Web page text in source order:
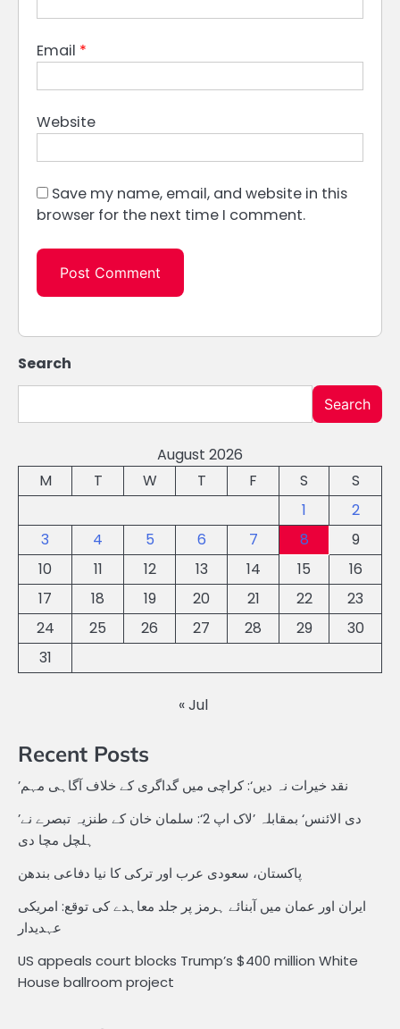
Email *
Website
Save my name, email, and website in this
browser for the next time I comment.
Search
Search
August 2026
M
T W T F S
S
1
2
3
4 5 6 7 8
9
10
11 12 13 14 15
16
17
18 19 20 21 22
23
24
25 26 27 28 29
30
31
« Jul
Recent Posts
’نقد خیرات نہ دیں‘: کراچی میں گداگری کے خلاف آگاہی مہم
’دی الائنس‘ بمقابلہ ’لاک اپ 2‘: سلمان خان کے طنزیہ تبصرے نے
ہلچل مچا دی
پاکستان، سعودی عرب اور ترکی کا نیا دفاعی بندھن
ایران اور عمان میں آبنائے ہرمز پر جلد معاہدے کی توقع: امریکی
عہدیدار
US appeals court blocks Trump’s $400 million White
House ballroom project